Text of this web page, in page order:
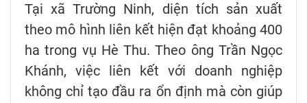
Tại xã Trường Ninh, diện tích sản xuất
theo mô hình liên kết hiện đạt khoảng 400
ha trong vụ Hè Thu. Theo ông Trần Ngọc
Khánh, việc liên kết với doanh nghiệp
không chỉ tạo đầu ra ổn định mà còn giúp